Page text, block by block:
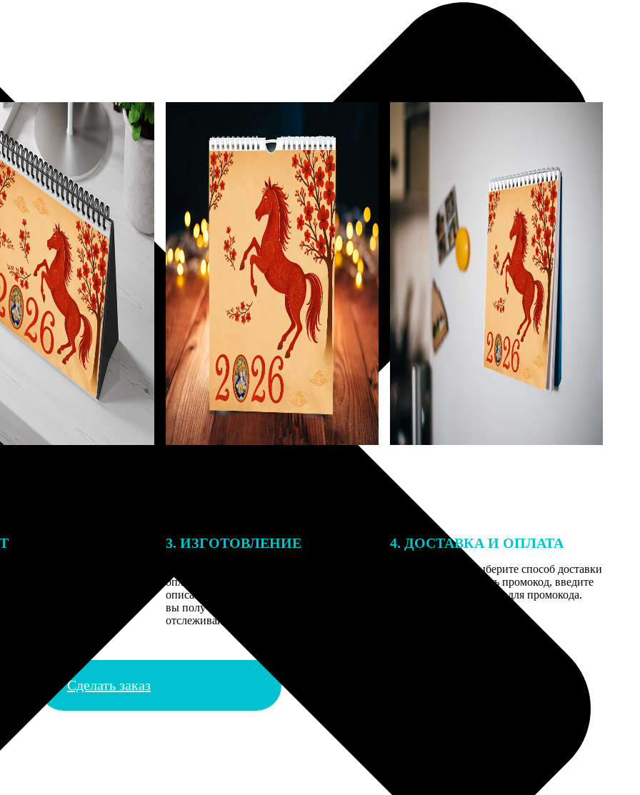
3. ИЗГОТОВЛЕНИЕ
оплаты получите подтверждение на email с
описанием заказа. Когда отправим заказ
вы получите письмо с трек-номером для
отслеживания.
4. ДОСТАВКА И ОПЛАТА
Введите адрес и выберите способ доставки
заказа. Если у вас есть промокод, введите
его в специальное поле для промокода.
Сделать заказ